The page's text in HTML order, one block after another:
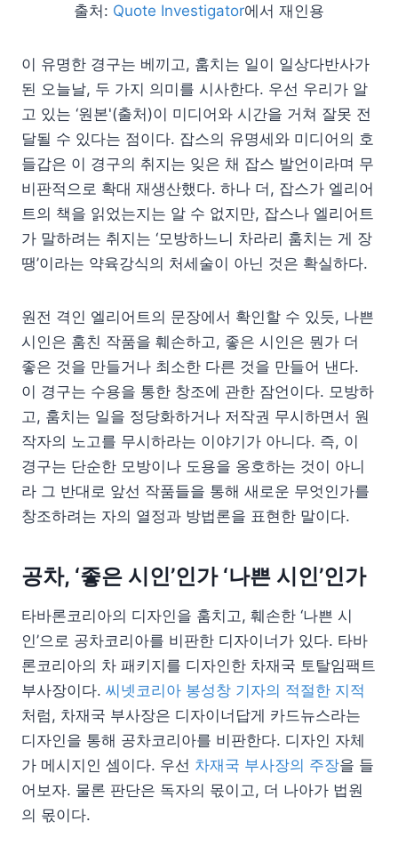
출처: Quote Investigator에서 재인용
이 유명한 경구는 베끼고, 훔치는 일이 일상다반사가
된 오늘날, 두 가지 의미를 시사한다. 우선 우리가 알
고 있는 ‘원본'(출처)이 미디어와 시간을 거쳐 잘못 전
달될 수 있다는 점이다. 잡스의 유명세와 미디어의 호
들갑은 이 경구의 취지는 잊은 채 잡스 발언이라며 무
비판적으로 확대 재생산했다. 하나 더, 잡스가 엘리어
트의 책을 읽었는지는 알 수 없지만, 잡스나 엘리어트
가 말하려는 취지는 ‘모방하느니 차라리 훔치는 게 장
땡’이라는 약육강식의 처세술이 아닌 것은 확실하다.
원전 격인 엘리어트의 문장에서 확인할 수 있듯, 나쁜
시인은 훔친 작품을 훼손하고, 좋은 시인은 뭔가 더
좋은 것을 만들거나 최소한 다른 것을 만들어 낸다.
이 경구는 수용을 통한 창조에 관한 잠언이다. 모방하
고, 훔치는 일을 정당화하거나 저작권 무시하면서 원
작자의 노고를 무시하라는 이야기가 아니다. 즉, 이
경구는 단순한 모방이나 도용을 옹호하는 것이 아니
라 그 반대로 앞선 작품들을 통해 새로운 무엇인가를
창조하려는 자의 열정과 방법론을 표현한 말이다.
공차, ‘좋은 시인’인가 ‘나쁜 시인’인가
타바론코리아의 디자인을 훔치고, 훼손한 ‘나쁜 시
인’으로 공차코리아를 비판한 디자이너가 있다. 타바
론코리아의 차 패키지를 디자인한 차재국 토탈임팩트
부사장이다. 씨넷코리아 봉성창 기자의 적절한 지적
처럼, 차재국 부사장은 디자이너답게 카드뉴스라는
디자인을 통해 공차코리아를 비판한다. 디자인 자체
가 메시지인 셈이다. 우선 차재국 부사장의 주장을 들
어보자. 물론 판단은 독자의 몫이고, 더 나아가 법원
의 몫이다.